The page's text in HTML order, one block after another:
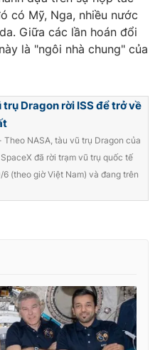
động sản
mình bằng AI
có Mỹ, Nga, nhiều nước
Giữa các lần hoán đổi
là "ngôi nhà chung" của
trụ Dragon rời ISS để trở về
Theo NASA, tàu vũ trụ Dragon của
đã rời trạm vũ trụ quốc tế
(theo giờ Việt Nam) và đang trên